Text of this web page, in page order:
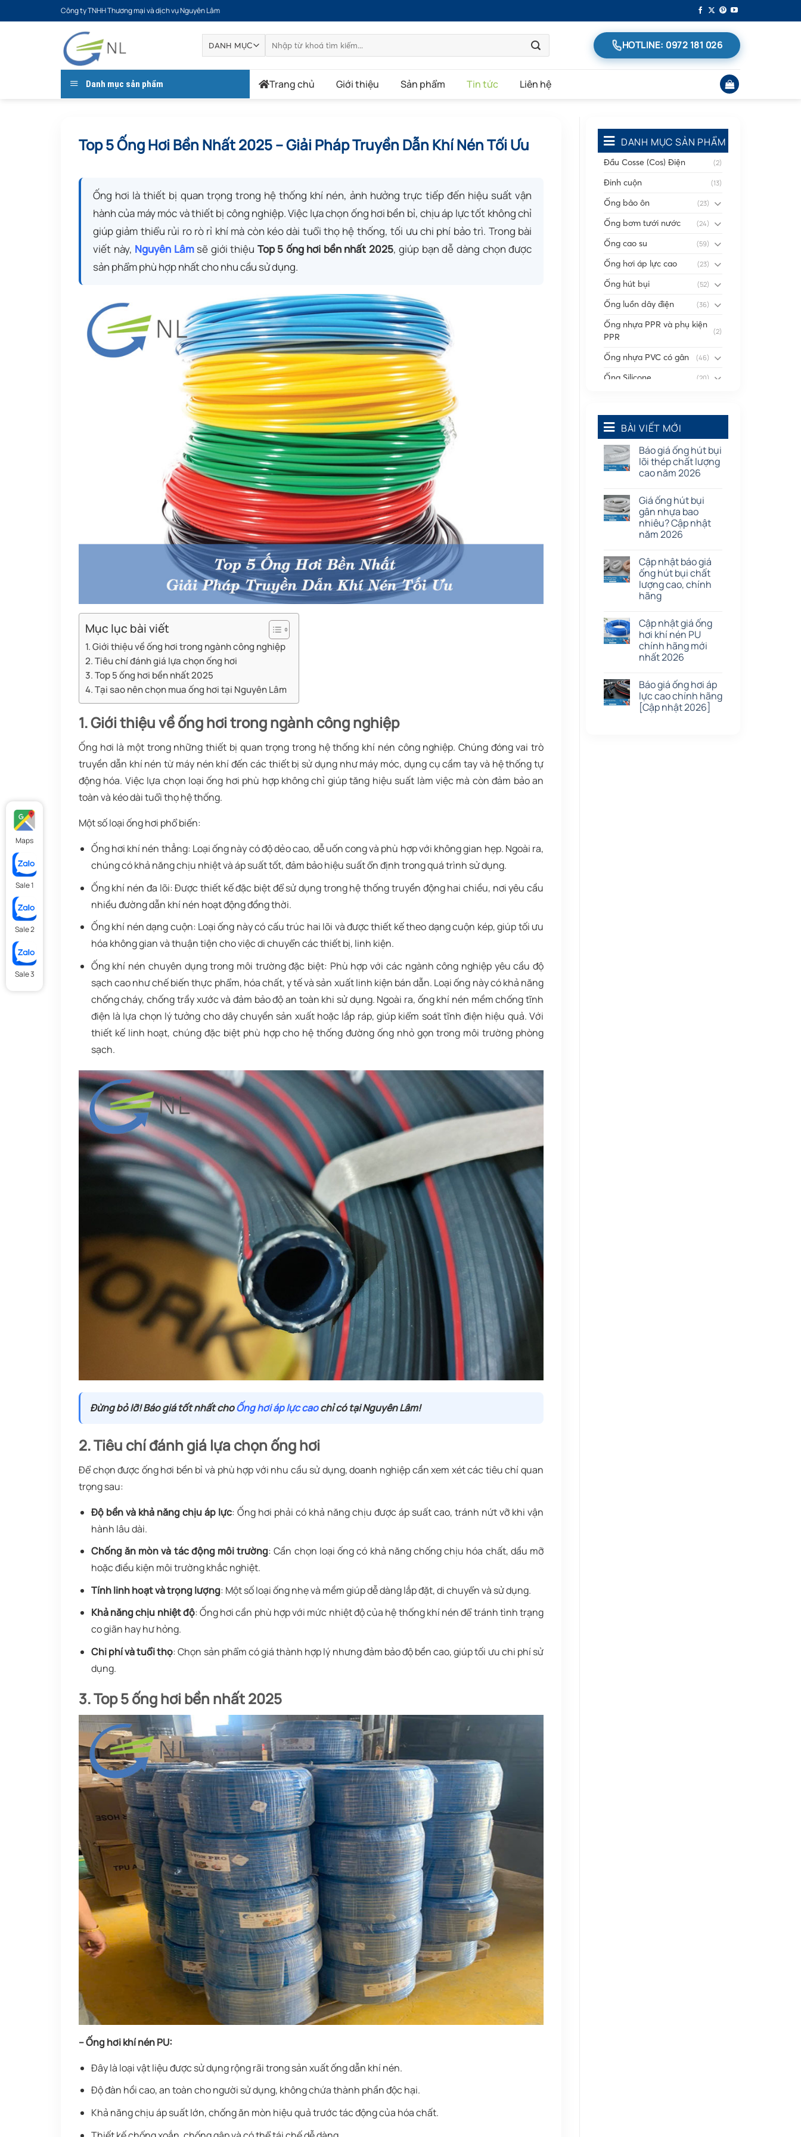
qua
Công ty TNHH Thương mại và dịch vụ Nguyên Lâm
kiếm:
HOTLINE: 0972 181 026
Danh mục sản phẩm Trang chủ Giới thiệu Sản phẩm Tin tức Liên hệ
Top 5 Ống Hơi Bền Nhất 2025 – Giải Pháp Truyền Dẫn Khí Nén Tối Ưu
Ống hơi là thiết bị quan trọng trong hệ thống khí nén, ảnh hưởng trực tiếp đến hiệu suất vận
hành của máy móc và thiết bị công nghiệp. Việc lựa chọn ống hơi bền bỉ, chịu áp lực tốt không chỉ
giúp giảm thiểu rủi ro rò rỉ khí mà còn kéo dài tuổi thọ hệ thống, tối ưu chi phí bảo trì. Trong bài
viết này, Nguyên Lâmsẽ giới thiệu Top 5 ống hơi bền nhất 2025, giúp bạn dễ dàng chọn được
sản phẩm phù hợp nhất cho nhu cầu sử dụng.
Mục lục bài viết
1. Giới thiệu về ống hơi trong ngành công nghiệp
2. Tiêu chí đánh giá lựa chọn ống hơi
3. Top 5 ống hơi bền nhất 2025
4. Tại sao nên chọn mua ống hơi tại Nguyên Lâm
1. Giới thiệu về ống hơi trong ngành công nghiệp
Ống hơi là một trong những thiết bị quan trọng trong hệ thống khí nén công nghiệp. Chúng đóng vai trò
truyền dẫn khí nén từ máy nén khí đến các thiết bị sử dụng như máy móc, dụng cụ cầm tay và hệ thống tự
động hóa. Việc lựa chọn loại ống hơi phù hợp không chỉ giúp tăng hiệu suất làm việc mà còn đảm bảo an
toàn và kéo dài tuổi thọ hệ thống.
Một số loại ống hơi phổ biến:
Ống hơi khí nén thẳng: Loại ống này có độ dẻo cao, dễ uốn cong và phù hợp với không gian hẹp. Ngoài ra,
chúng có khả năng chịu nhiệt và áp suất tốt, đảm bảo hiệu suất ổn định trong quá trình sử dụng.
Ống khí nén đa lõi: Được thiết kế đặc biệt để sử dụng trong hệ thống truyền động hai chiều, nơi yêu cầu
nhiều đường dẫn khí nén hoạt động đồng thời.
Ống khí nén dạng cuộn: Loại ống này có cấu trúc hai lõi và được thiết kế theo dạng cuộn kép, giúp tối ưu
hóa không gian và thuận tiện cho việc di chuyển các thiết bị, linh kiện.
Ống khí nén chuyên dụng trong môi trường đặc biệt: Phù hợp với các ngành công nghiệp yêu cầu độ
sạch cao như chế biến thực phẩm, hóa chất, y tế và sản xuất linh kiện bán dẫn. Loại ống này có khả năng
chống cháy, chống trầy xước và đảm bảo độ an toàn khi sử dụng. Ngoài ra, ống khí nén mềm chống tĩnh
điện là lựa chọn lý tưởng cho dây chuyền sản xuất hoặc lắp ráp, giúp kiểm soát tĩnh điện hiệu quả. Với
thiết kế linh hoạt, chúng đặc biệt phù hợp cho hệ thống đường ống nhỏ gọn trong môi trường phòng
sạch.
Đừng bỏ lỡ! Báo giá tốt nhất choỐng hơi áp lực caochỉ có tại Nguyên Lâm!
2. Tiêu chí đánh giá lựa chọn ống hơi
Để chọn được ống hơi bền bỉ và phù hợp với nhu cầu sử dụng, doanh nghiệp cần xem xét các tiêu chí quan
trọng sau:
Độ bền và khả năng chịu áp lực: Ống hơi phải có khả năng chịu được áp suất cao, tránh nứt vỡ khi vận
hành lâu dài.
Chống ăn mòn và tác động môi trường: Cần chọn loại ống có khả năng chống chịu hóa chất, dầu mỡ
hoặc điều kiện môi trường khắc nghiệt.
Tính linh hoạt và trọng lượng: Một số loại ống nhẹ và mềm giúp dễ dàng lắp đặt, di chuyển và sử dụng.
Khả năng chịu nhiệt độ: Ống hơi cần phù hợp với mức nhiệt độ của hệ thống khí nén để tránh tình trạng
co giãn hay hư hỏng.
Chi phí và tuổi thọ: Chọn sản phẩm có giá thành hợp lý nhưng đảm bảo độ bền cao, giúp tối ưu chi phí sử
dụng.
3. Top 5 ống hơi bền nhất 2025
– Ống hơi khí nén PU:
Đây là loại vật liệu được sử dụng rộng rãi trong sản xuất ống dẫn khí nén.
Độ đàn hồi cao, an toàn cho người sử dụng, không chứa thành phần độc hại.
Khả năng chịu áp suất lớn, chống ăn mòn hiệu quả trước tác động của hóa chất.
DANH MỤC SẢN PHẨM
Đầu Cosse (Cos) Điện (2)
Đinh cuộn (13)
Ống bảo ôn (23)
Ống bơm tưới nước (24)
Ống cao su (59)
Ống hơi áp lực cao (23)
Ống hút bụi (52)
Ống luồn dây điện (36)
Ống nhựa PPR và phụ kiện
PPR
(2)
Ống nhựa PVC có gân (46)
Ống Silicone (20)
Phụ kiện nối
Quạt dân dụng (91)
Tấm cao su (7)
BÀI VIẾT MỚI
Báo giá ống hút bụi
lõi thép chất lượng
cao năm 2026
Giá ống hút bụi
gân nhựa bao
nhiêu? Cập nhật
năm 2026
Cập nhật báo giá
ống hút bụi chất
lượng cao, chính
hãng
Cập nhật giá ống
hơi khí nén PU
chính hãng mới
nhất 2026
Báo giá ống hơi áp
lực cao chính hãng
[Cập nhật 2026]
Maps
Sale 1
Sale 2
Sale 3